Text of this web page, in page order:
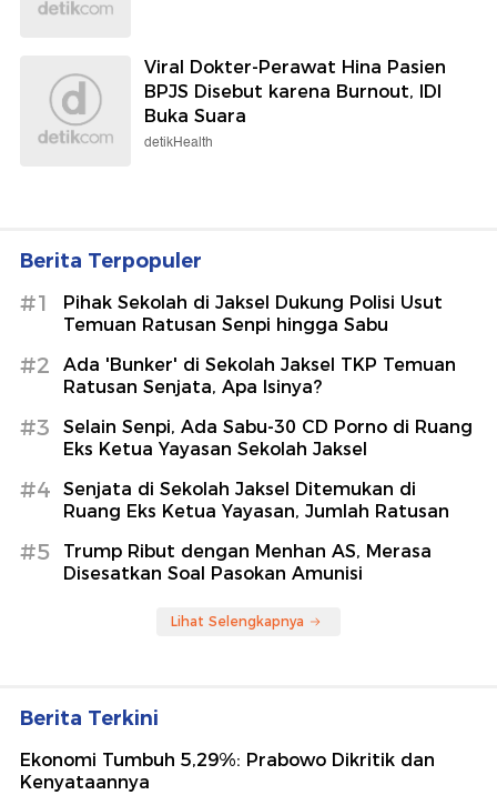
Viral Dokter-Perawat Hina Pasien
BPJS Disebut karena Burnout, IDI
Buka Suara
detikHealth
Berita Terpopuler
#1
Pihak Sekolah di Jaksel Dukung Polisi Usut
Temuan Ratusan Senpi hingga Sabu
#2
Ada 'Bunker' di Sekolah Jaksel TKP Temuan
Ratusan Senjata, Apa Isinya?
#3
Selain Senpi, Ada Sabu-30 CD Porno di Ruang
Eks Ketua Yayasan Sekolah Jaksel
#4
Senjata di Sekolah Jaksel Ditemukan di
Ruang Eks Ketua Yayasan, Jumlah Ratusan
#5
Trump Ribut dengan Menhan AS, Merasa
Disesatkan Soal Pasokan Amunisi
Lihat Selengkapnya
Berita Terkini
Ekonomi Tumbuh 5,29%: Prabowo Dikritik dan
Kenyataannya